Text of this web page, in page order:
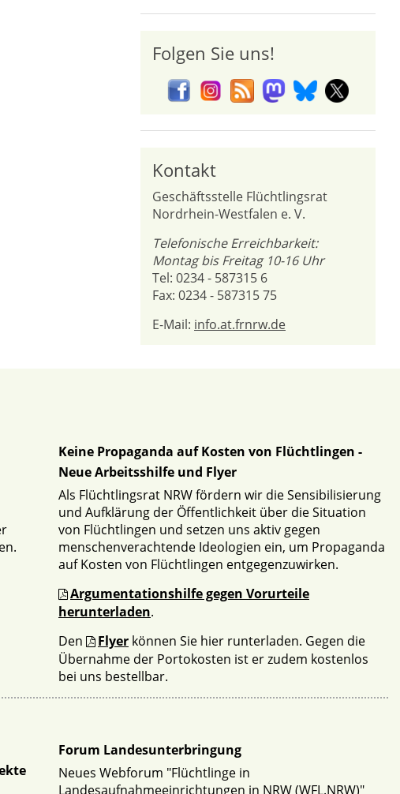
Folgen Sie uns!
Kontakt
Geschäftsstelle Flüchtlingsrat
Nordrhein-Westfalen e. V.
Telefonische Erreichbarkeit:
Montag bis Freitag 10-16 Uhr
Tel: 0234 - 587315 6
Fax: 0234 - 587315 75
E-Mail: info.at.frnrw.de
Keine Propaganda auf Kosten von Flüchtlingen -
Neue Arbeitsshilfe und Flyer
Als Flüchtlingsrat NRW fördern wir die Sensibilisierung
und Aufklärung der Öffentlichkeit über die Situation
von Flüchtlingen und setzen uns aktiv gegen
menschenverachtende Ideologien ein, um Propaganda
auf Kosten von Flüchtlingen entgegenzuwirken.
Argumentationshilfe gegen Vorurteile
herunterladen.
Den
Flyer können Sie hier runterladen. Gegen die
Übernahme der Portokosten ist er zudem kostenlos
bei uns bestellbar.
Forum Landesunterbringung
Neues Webforum "Flüchtlinge in
Landesaufnahmeeinrichtungen in NRW (WFL.NRW)"